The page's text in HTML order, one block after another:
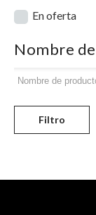
En oferta
Nombre
Filtro